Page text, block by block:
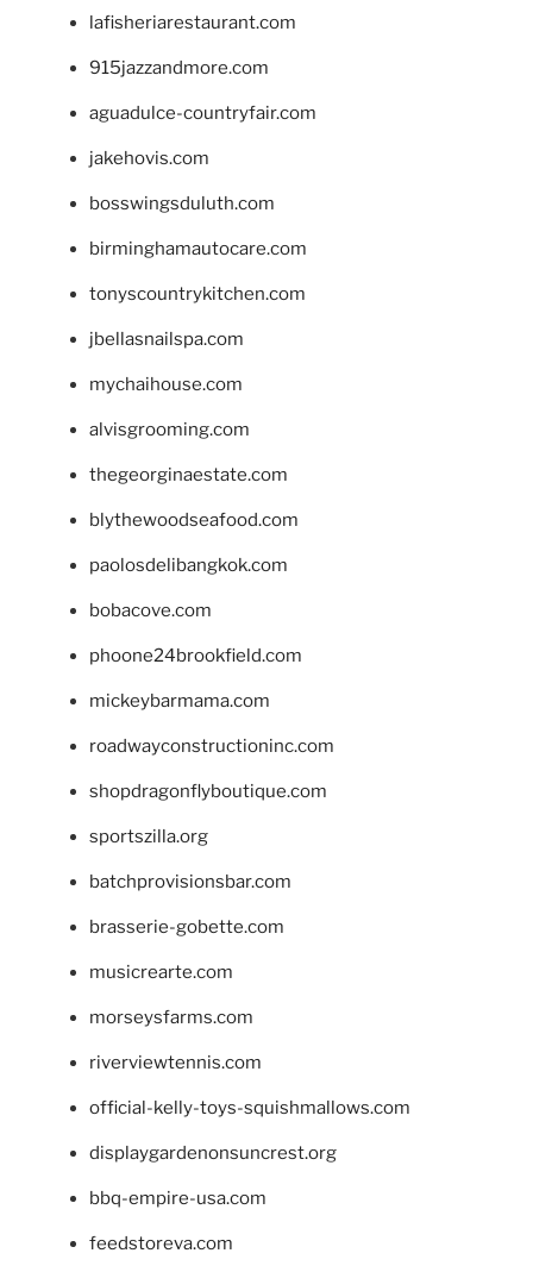
lafisheriarestaurant.com
915jazzandmore.com
aguadulce-countryfair.com
jakehovis.com
bosswingsduluth.com
birminghamautocare.com
tonyscountrykitchen.com
jbellasnailspa.com
mychaihouse.com
alvisgrooming.com
thegeorginaestate.com
blythewoodseafood.com
paolosdelibangkok.com
bobacove.com
phoone24brookfield.com
mickeybarmama.com
roadwayconstructioninc.com
shopdragonflyboutique.com
sportszilla.org
batchprovisionsbar.com
brasserie-gobette.com
musicrearte.com
morseysfarms.com
riverviewtennis.com
official-kelly-toys-squishmallows.com
displaygardenonsuncrest.org
bbq-empire-usa.com
feedstoreva.com